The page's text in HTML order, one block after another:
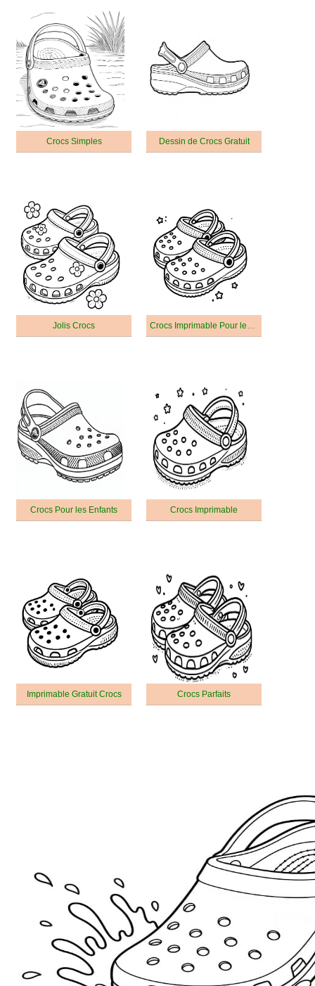
Crocs Simples Dessin de Crocs Gratuit
Jolis Crocs Crocs Imprimable Pour les Enfants
Crocs Pour les Enfants Crocs Imprimable
Imprimable Gratuit Crocs Crocs Parfaits